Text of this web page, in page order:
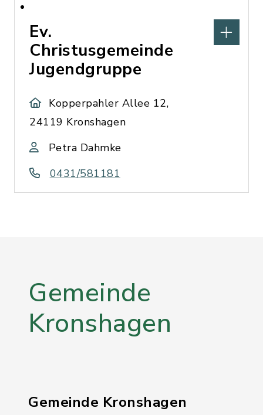
Ev.
Christusgemeinde
Jugendgruppe
Kopperpahler Allee 12,
24119 Kronshagen
Petra Dahmke
0431/581181
Gemeinde
Kronshagen
Gemeinde Kronshagen